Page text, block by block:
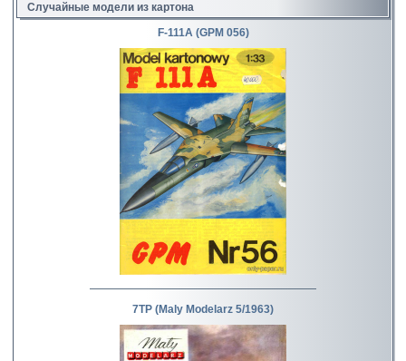
Случайные модели из картона
F-111A (GPM 056)
7TP (Maly Modelarz 5/1963)